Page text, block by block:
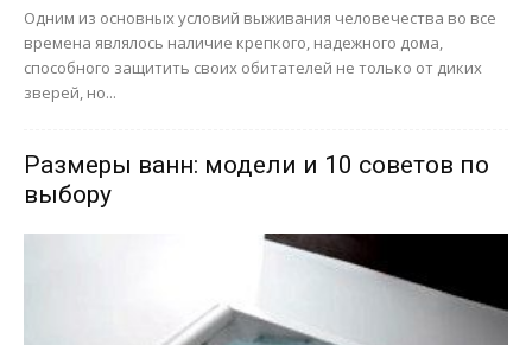
Одним из основных условий выживания человечества во все
времена являлось наличие крепкого, надежного дома,
способного защитить своих обитателей не только от диких
зверей, но...
Размеры ванн: модели и 10 советов по
выбору